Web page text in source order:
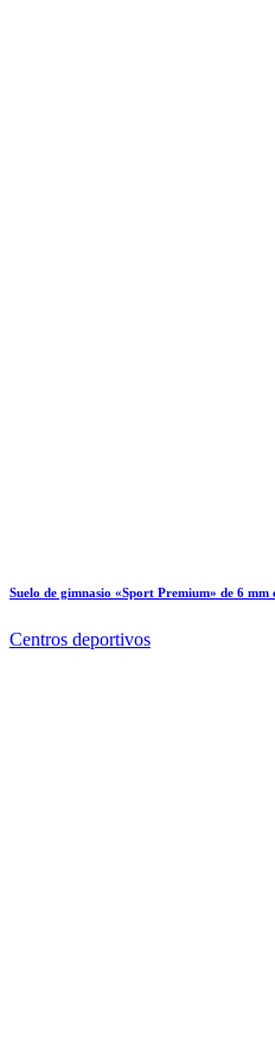
Suelo de gimnasio «Sport Premium» de 6
Centros deportivos